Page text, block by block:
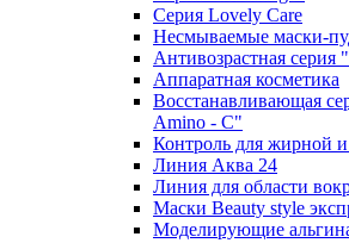
Cерия Lovely Care
Несмываемые маски-
Антивозрастная серия
Аппаратная косметика
Восстанавливающая
Amino - C"
Контроль для жирной
Линия Аква 24
Линия для области
Маски Beauty style
Моделирующие